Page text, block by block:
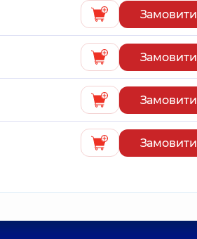
Замовити
Замовити
Замовити
Замовити